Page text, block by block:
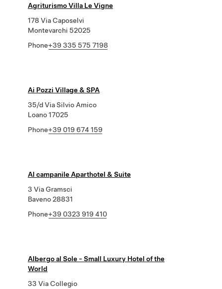
Agriturismo Villa Le Vigne
178 Via Caposelvi
Montevarchi 52025
Phone+39 335 575 7198
Ai Pozzi Village & SPA
35/d Via Silvio Amico
Loano 17025
Phone+39 019 674 159
Al campanile Aparthotel & Suite
3 Via Gramsci
Baveno 28831
Phone+39 0323 919 410
Albergo al Sole - Small Luxury Hotel of the
World
33 Via Collegio